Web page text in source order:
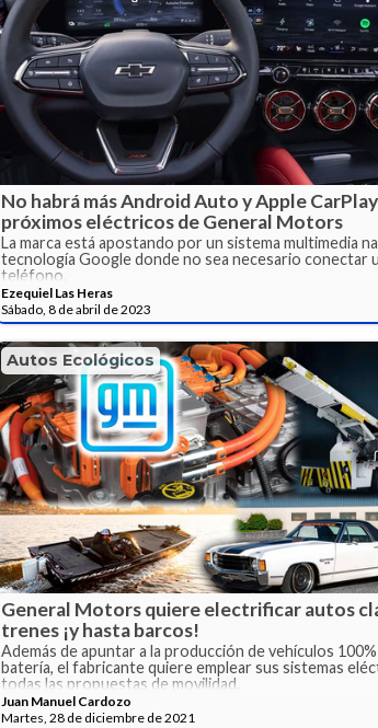
No habrá más Android Auto y Apple
próximos eléctricos de General Motors
La marca está apostando por un sistema multimedia
tecnología Google donde no sea necesario conectar
teléfono.
Ezequiel Las Heras
Sábado, 8 de abril de 2023
Autos Ecológicos
General Motors quiere electrificar autos
trenes ¡y hasta barcos!
Además de apuntar a la producción de vehículos 100%
batería, el fabricante quiere emplear sus sistemas
todas las propuestas de movilidad.
Juan Manuel Cardozo
Martes, 28 de diciembre de 2021